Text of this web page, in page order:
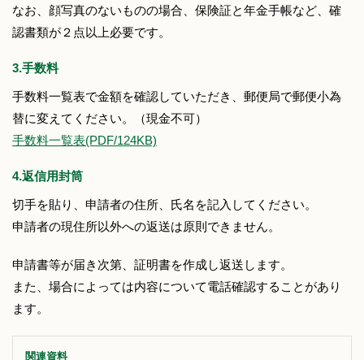
なお、顔写真のないものの場合、保険証と年金手帳など、確
認書類が２点以上必要です。
3.手数料
手数料一覧表で金額を確認していただき、郵便局で郵便小為
替に変えてください。（現金不可）
手数料一覧表(PDF/124KB)
4.返信用封筒
切手を貼り、申請者の住所、氏名を記入してください。
申請者の現住所以外への返送は原則できません。
申請書等が届き次第、証明書を作成し返送します。
また、場合によっては内容について電話確認することがあり
ます。
関連資料